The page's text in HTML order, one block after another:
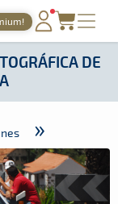
1999
PORTADA
ONLINE
AGENDA
GALERÍAS
de la
DE
»